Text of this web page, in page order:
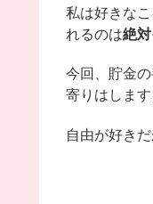
私は好きな
れるのは絶
今回、貯金
寄りはします
自由が好き